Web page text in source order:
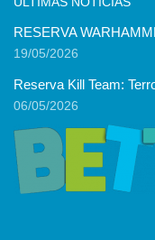
RESERVA
19/05/2026
Reserva Kill Team:
06/05/2026